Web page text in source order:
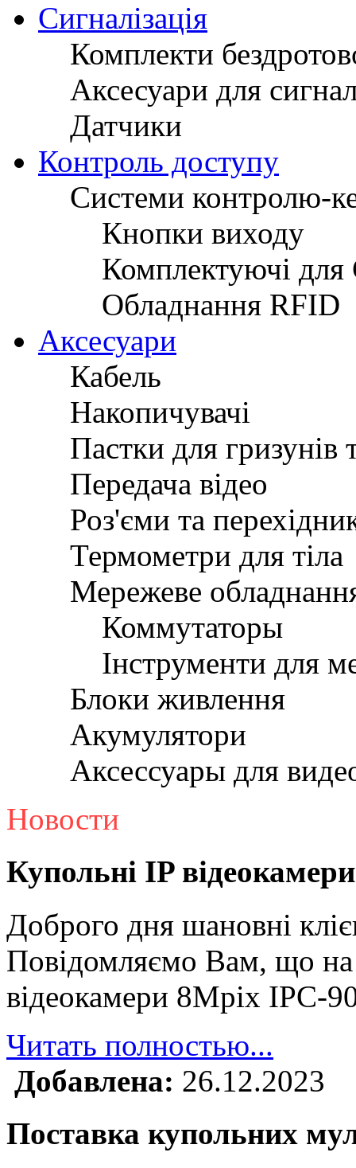
Сигналізація
Комплекти
Аксесуари для
Датчики
Контроль доступу
Системи контролю-
Кнопки виходу
Комплектуючі
Обладнання RFID
Аксесуари
Кабель
Накопичувачі
Пастки для гризунів
Передача відео
Роз'єми та
Термометри для тіла
Мережеве
Коммутаторы
Інструменти для
Блоки живлення
Акумулятори
Аксессуары для
Новости
Купольні IP
Доброго дня шановні
Повідомляємо Вам, що на
відеокамери 8Mpix IPC-
Читать полностью...
Добавлена: 26.12.2023
Поставка купольних